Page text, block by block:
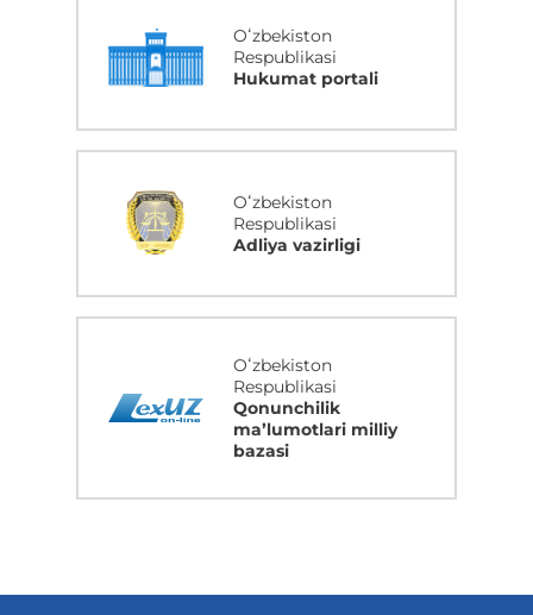
Oʻzbekiston
Respublikasi
Hukumat portali
Oʻzbekiston
Respublikasi
Adliya vazirligi
Oʻzbekiston
Respublikasi
Qonunchilik
maʼlumotlari milliy
bazasi